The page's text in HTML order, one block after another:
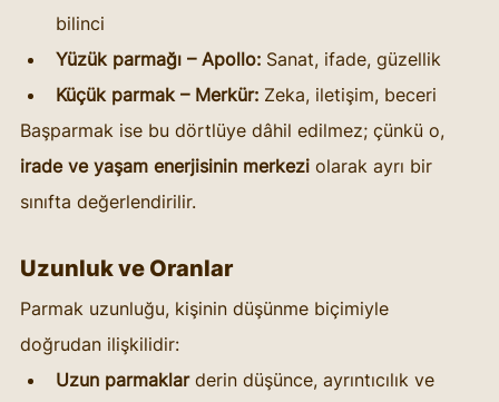
bilinci
Yüzük parmağı – Apollo: Sanat, ifade, güzellik
Küçük parmak – Merkür: Zeka, iletişim, beceri
Başparmak ise bu dörtlüye dâhil edilmez; çünkü o,
irade ve yaşam enerjisinin merkezi olarak ayrı bir
sınıfta değerlendirilir.
Uzunluk ve Oranlar
Parmak uzunluğu, kişinin düşünme biçimiyle
doğrudan ilişkilidir:
Uzun parmaklar derin düşünce, ayrıntıcılık ve